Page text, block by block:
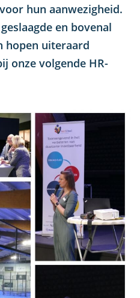
hun aanwezigheid.
en bovenal
hopen uiteraard
onze volgende HR-